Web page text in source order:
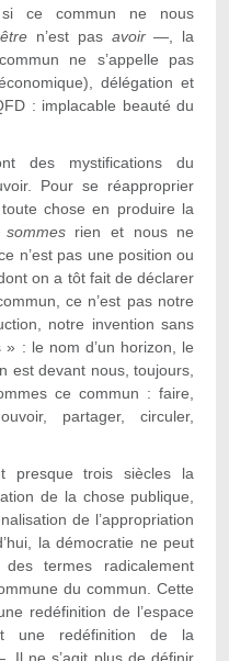
ce commun ne nous
être n’est pas avoir—, la
ne s’appelle pas
délégation et
: implacable beauté du
des mystifications du
Pour se réapproprier
chose en produire la
sommesrien et nous ne
n’est pas une position ou
on a tôt fait de déclarer
ce n’est pas notre
notre invention sans
: le nom d’un horizon, le
est devant nous, toujours,
ce commun : faire,
partager, circuler,
presque trois siècles la
de la chose publique,
de l’appropriation
la démocratie ne peut
termes radicalement
du commun. Cette
redéfinition de l’espace
redéfinition de la